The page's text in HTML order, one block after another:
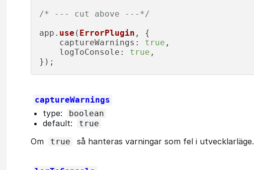
/* --- cut above ---*/
app. use ( ErrorPlugin , {
captureWarnings : true ,
logToConsole : true ,
captureWarnings
type: boolean
default: true
Om true så hanteras varningar som fel i utvecklarläge.